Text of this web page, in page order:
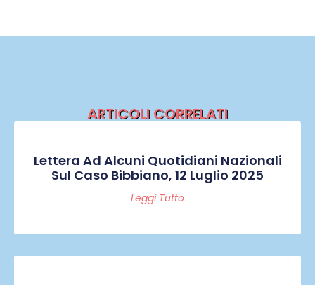
ARTICOLI CORRELATI
Lettera Ad Alcuni Quotidiani Nazionali
Sul Caso Bibbiano, 12 Luglio 2025
Leggi Tutto